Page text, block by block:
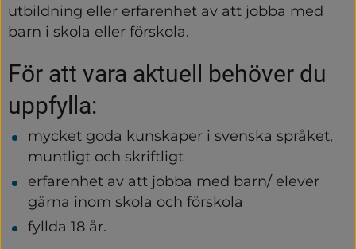
utbildning eller erfarenhet av att jobba med
barn i skola eller förskola.
För att vara aktuell behöver du
uppfylla:
mycket goda kunskaper i svenska språket,
muntligt och skriftligt
erfarenhet av att jobba med barn/ elever
gärna inom skola och förskola
fyllda 18 år.